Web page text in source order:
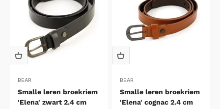
BEAR
Smalle leren broekriem
'Elena' zwart 2.4 cm
BEAR
Smalle leren broekriem
'Elena' cognac 2.4 cm